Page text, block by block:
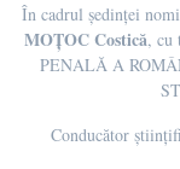
În cadrul ședinței
MOȚOC Costică, cu
PENALĂ A
Conducător